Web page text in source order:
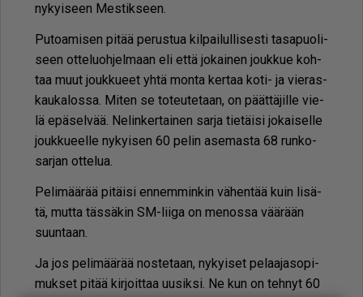
ny­kyi­seen Mes­tik­seen.
Pu­to­a­mi­sen pi­tää pe­rus­tua kil­pai­lul­li­ses­ti ta­sa­puo­li­
seen ot­te­luoh­jel­maan eli et­tä jo­kai­nen jouk­kue koh­
taa muut jouk­ku­eet yh­tä mon­ta ker­taa koti- ja vie­ras­
kau­ka­los­sa. Mi­ten se to­teu­te­taan, on päät­tä­jil­le vie­
lä epä­sel­vää. Ne­lin­ker­tai­nen sar­ja tie­täi­si jo­kai­sel­le
jouk­ku­eel­le ny­kyi­sen 60 pe­lin ase­mas­ta 68 run­ko­
sar­jan ot­te­lua.
Pe­li­mää­rää pi­täi­si en­nem­min­kin vä­hen­tää kuin li­sä­
tä, mut­ta täs­sä­kin SM-lii­ga on me­nos­sa vää­rään
suun­taan.
Ja jos pe­li­mää­rää nos­te­taan, ny­kyi­set pe­laa­ja­so­pi­
muk­set pi­tää kir­joit­taa uu­sik­si. Ne kun on teh­nyt 60